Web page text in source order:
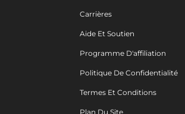
Carrières
Aide Et Soutien
Programme D'affiliation
Politique De Confidentialité
Termes Et Conditions
Plan Du Site